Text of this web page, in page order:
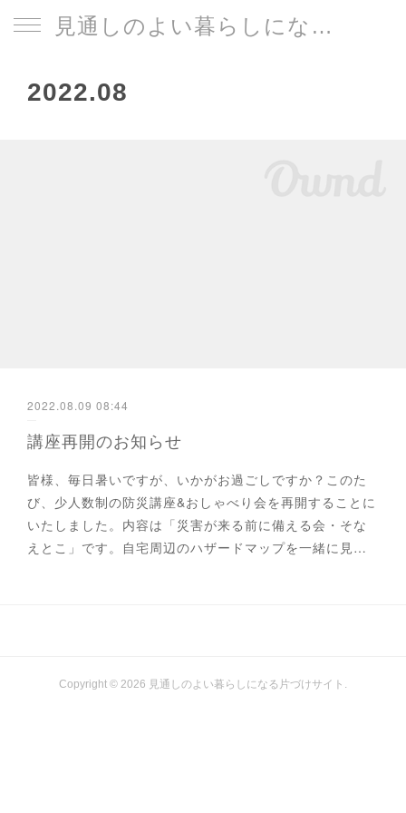
見通しのよい暮らしになる片づけサイト
2022.08
2022.08.09 08:44
講座再開のお知らせ
皆様、毎日暑いですが、いかがお過ごしですか？このた
び、少人数制の防災講座&おしゃべり会を再開することに
いたしました。内容は「災害が来る前に備える会・そな
えとこ」です。自宅周辺のハザードマップを一緒に見…
Copyright © 2026 見通しのよい暮らしになる片づけサイト .